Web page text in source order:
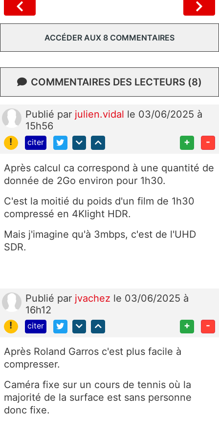
ACCÉDER AUX 8 COMMENTAIRES
COMMENTAIRES DES LECTEURS (8)
Publié par julien.vidal le 03/06/2025 à
15h56
!
citer + -
Après calcul ca correspond à une quantité de
donnée de 2Go environ pour 1h30.
C'est la moitié du poids d'un film de 1h30
compressé en 4Klight HDR.
Mais j'imagine qu'à 3mbps, c'est de l'UHD
SDR.
Publié par jvachez le 03/06/2025 à
16h12
!
citer + -
Après Roland Garros c'est plus facile à
compresser.
Caméra fixe sur un cours de tennis où la
majorité de la surface est sans personne
donc fixe.